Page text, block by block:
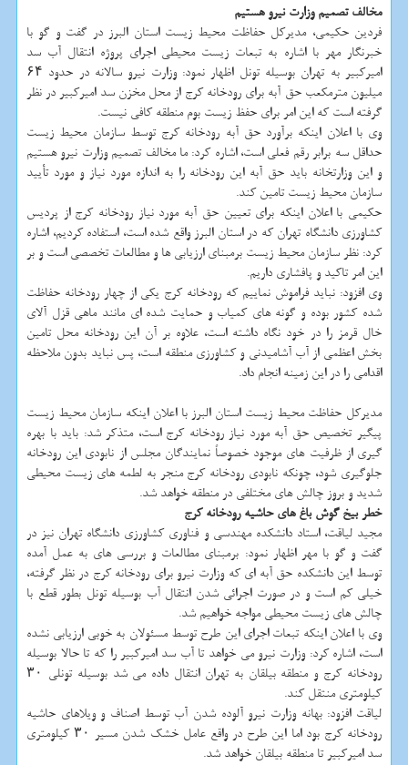
مخالف تصمیم وزارت نیرو هستیم
فردین حکیمی، مدیرکل حفاظت محیط زیست استان البرز در گفت و گو با
خبرنگار مهر با اشاره به تبعات زیست محیطی اجرای پروژه انتقال آب سد
امیرکبیر به تهران بوسیله تونل اظهار نمود: وزارت نیرو سالانه در حدود ۶۴
میلیون مترمکعب حق آبه برای رودخانه کرج از محل مخزن سد امیرکبیر در نظر
گرفته است که این امر برای حفظ زیست بوم منطقه کافی نیست.
وی با اعلان اینکه برآورد حق آبه رودخانه کرج توسط سازمان محیط زیست
حداقل سه برابر رقم فعلی است، اشاره کرد: ما مخالف تصمیم وزارت نیرو هستیم
و این وزارتخانه باید حق آبه این رودخانه را به اندازه مورد نیاز و مورد تأیید
سازمان محیط زیست تامین کند.
حکیمی با اعلان اینکه برای تعیین حق آبه مورد نیاز رودخانه کرج از پردیس
کشاورزی دانشگاه تهران که در استان البرز واقع شده است، استفاده کردیم، اشاره
کرد: نظر سازمان محیط زیست برمبنای ارزیابی ها و مطالعات تخصصی است و بر
این امر تاکید و پافشاری داریم.
وی افزود: نباید فراموش نماییم که رودخانه کرج یکی از چهار رودخانه حفاظت
شده کشور بوده و گونه های کمیاب و حمایت شده ای مانند ماهی قزل آلای
خال قرمز را در خود نگاه داشته است، علاوه بر آن این رودخانه محل تامین
بخش اعظمی از آب آشامیدنی و کشاورزی منطقه است، پس نباید بدون ملاحظه
اقدامی را در این زمینه انجام داد.
مدیرکل حفاظت محیط زیست استان البرز با اعلان اینکه سازمان محیط زیست
پیگیر تخصیص حق آبه مورد نیاز رودخانه کرج است، متذکر شد: باید با بهره
گیری از ظرفیت های موجود خصوصاً نمایندگان مجلس از نابودی این رودخانه
جلوگیری شود، چونکه نابودی رودخانه کرج منجر به لطمه های زیست محیطی
شدید و بروز چالش های مختلفی در منطقه خواهد شد.
خطر بیخ گوش باغ های حاشیه رودخانه کرج
مجید لیاقت، استاد دانشکده مهندسی و فناوری کشاورزی دانشگاه تهران نیز در
گفت و گو با مهر اظهار نمود: برمبنای مطالعات و بررسی های به عمل آمده
توسط این دانشکده حق آبه ای که وزارت نیرو برای رودخانه کرج در نظر گرفته،
خیلی کم است و در صورت اجرائی شدن انتقال آب بوسیله تونل بطور قطع با
چالش های زیست محیطی مواجه خواهیم شد.
وی با اعلان اینکه تبعات اجرای این طرح توسط مسئولان به خوبی ارزیابی نشده
است، اشاره کرد: وزارت نیرو می خواهد تا آب سد امیرکبیر را که تا حالا بوسیله
رودخانه کرج و منطقه بیلقان به تهران انتقال داده می شد بوسیله تونلی ۳۰
کیلومتری منتقل کند.
لیاقت افزود: بهانه وزارت نیرو آلوده شدن آب توسط اصناف و ویلاهای حاشیه
رودخانه کرج بود اما این طرح در واقع عامل خشک شدن مسیر ۳۰ کیلومتری
سد امیرکبیر تا منطقه بیلقان خواهد شد.